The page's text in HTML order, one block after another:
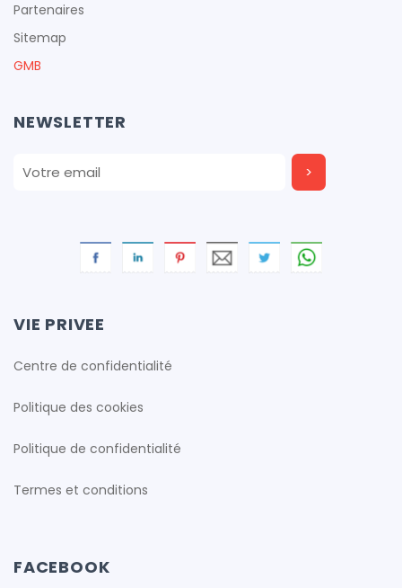
Partenaires
Sitemap
GMB
NEWSLETTER
VIE PRIVEE
Centre de confidentialité
Politique des cookies
Politique de confidentialité
Termes et conditions
FACEBOOK